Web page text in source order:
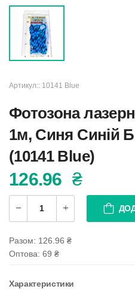
Артикул:: 10141 Blue
Фотозона
1м, Синя Синій
(10141 Blue)
126.96 ₴
Разом: 126.96 ₴
Оптова: 69 ₴
Характеристики